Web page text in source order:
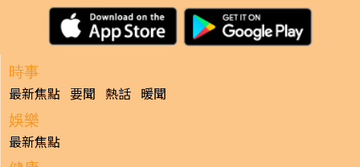
時事
最新焦點 要聞 熱話 暖聞
娛樂
最新焦點